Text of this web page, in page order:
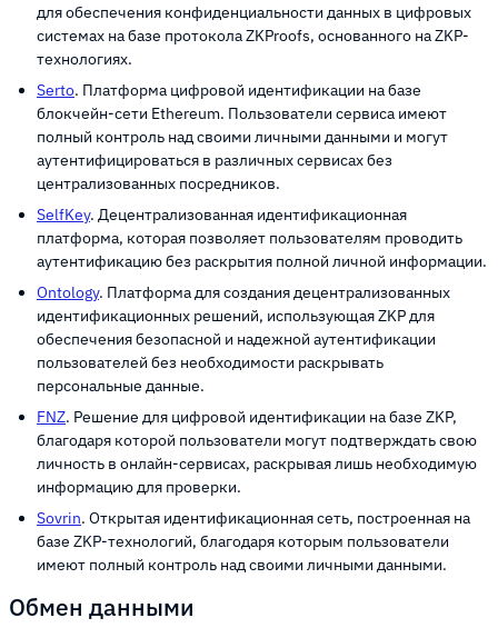
для обеспечения конфиденциальности данных в цифровых
системах на базе протокола ZKProofs, основанного на ZKP-
технологиях.
Serto. Платформа цифровой идентификации на базе
блокчейн-сети Ethereum. Пользователи сервиса имеют
полный контроль над своими личными данными и могут
аутентифицироваться в различных сервисах без
централизованных посредников.
SelfKey. Децентрализованная идентификационная
платформа, которая позволяет пользователям проводить
аутентификацию без раскрытия полной личной информации.
Ontology. Платформа для создания децентрализованных
идентификационных решений, использующая ZKP для
обеспечения безопасной и надежной аутентификации
пользователей без необходимости раскрывать
персональные данные.
FNZ. Решение для цифровой идентификации на базе ZKP,
благодаря которой пользователи могут подтверждать свою
личность в онлайн-сервисах, раскрывая лишь необходимую
информацию для проверки.
Sovrin. Открытая идентификационная сеть, построенная на
базе ZKP-технологий, благодаря которым пользователи
имеют полный контроль над своими личными данными.
Обмен данными